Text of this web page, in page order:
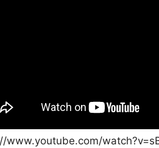
www.youtube.com/